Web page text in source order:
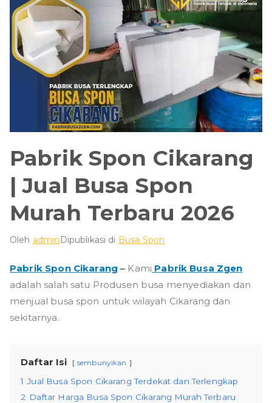
Pabrik Spon Cikarang
| Jual Busa Spon
Murah Terbaru 2026
Oleh admin Dipublikasi di Busa Spon
Pabrik Spon Cikarang – Kami Pabrik Busa Zgen
adalah salah satu Produsen busa menyediakan dan
menjual busa spon untuk wilayah Cikarang dan
sekitarnya.
Daftar Isi sembunyikan
1 Jual Busa Spon Cikarang Terdekat dan Terlengkap
2 Daftar Harga Busa Spon Cikarang Murah Terbaru